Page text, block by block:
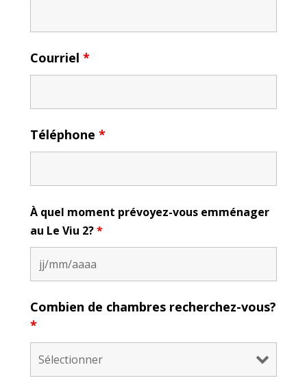
Courriel*
Téléphone*
À quel moment prévoyez-vous emménager
au Le Viu 2?*
Combien de chambres recherchez-vous?
*